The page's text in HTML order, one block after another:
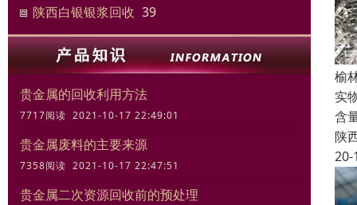
陕西白银银浆回收 39
贵金属的回收利用方法
7717阅读 2021-10-17 22:49:01
贵金属废料的主要来源
7358阅读 2021-10-17 22:47:51
贵金属二次资源回收前的预处理
榆
实
含
陕
20-